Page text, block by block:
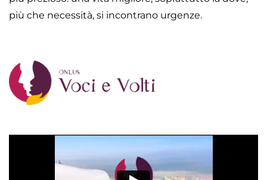
più che necessità, si incontrano urgenze.